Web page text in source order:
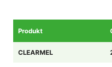
Produkt
CLEARMEL